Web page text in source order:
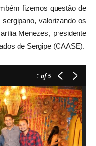
fizemos questão de
valorizando os
Menezes, presidente
de Sergipe (CAASE).
1 of 5